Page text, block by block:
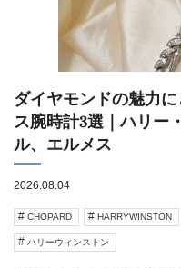
ダイヤモンドの魅力
ス腕時計3選｜ハリー
ル、エルメス
2026.08.04
CHOPARD HARRYWINSTON
ハリーウィンストン